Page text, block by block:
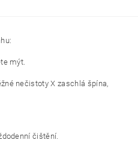
mýt.
nečistoty X zaschlá špína,
čištění.